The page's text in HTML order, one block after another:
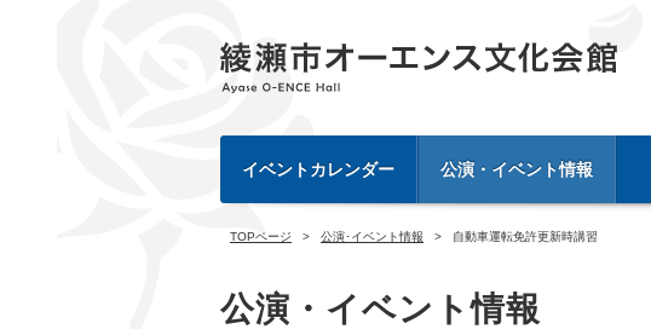
イベントカレンダー 公演・イベント情報
TOPページ 公演･イベント情報 自動車運転免許更新時講習
公演・イベント情報